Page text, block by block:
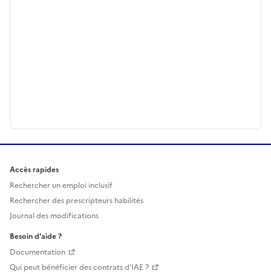
Accès rapides
Rechercher un emploi inclusif
Rechercher des prescripteurs habilités
Journal des modifications
Besoin d'aide ?
Documentation
Qui peut bénéficier des contrats d'IAE ?